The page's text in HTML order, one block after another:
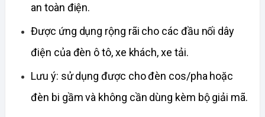
an toàn điện.
Được ứng dụng rộng rãi cho các đầu nối dây
điện của đèn ô tô, xe khách, xe tải.
Lưu ý: sử dụng được cho đèn cos/pha hoặc
đèn bi gầm và không cần dùng kèm bộ giải mã.